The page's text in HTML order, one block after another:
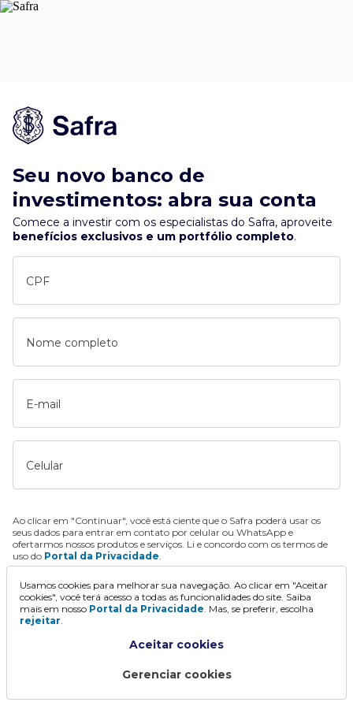
Seu novo banco de
investimentos: abra sua conta
Comece a investir com os especialistas do Safra, aproveite
benefícios exclusivos e um portfólio completo.
CPF
Nome completo
E-mail
Celular
Ao clicar em "Continuar", você está ciente que o Safra poderá usar os
seus dados para entrar em contato por celular ou WhatsApp e
ofertarmos nossos produtos e serviços. Li e concordo com os termos de
uso do Portal da Privacidade.
Continuar
Usamos cookies para melhorar sua navegação. Ao clicar em "Aceitar
cookies", você terá acesso a todas as funcionalidades do site. Saiba
mais em nosso Portal da Privacidade. Mas, se preferir, escolha
rejeitar.
Aceitar cookies
Gerenciar cookies